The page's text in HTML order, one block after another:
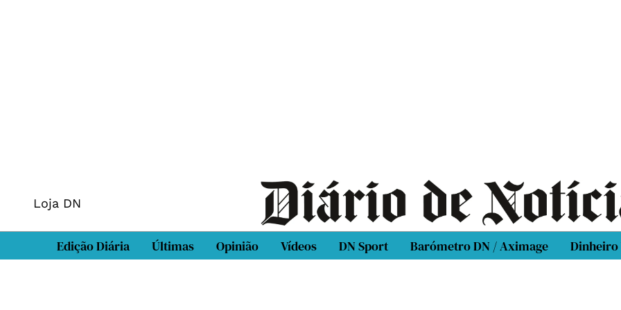
Loja DN
Edição Diária Últimas Opinião Vídeos DN Sport Barómetro DN / Aximage Dinheiro